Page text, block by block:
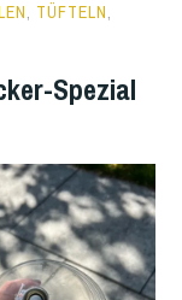
, TÜFTELN,
Spezial